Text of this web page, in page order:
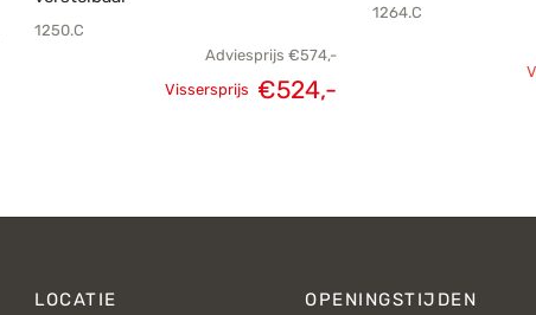
1250.C
Adviesprijs €574,-
Oorspronkelijke
Vissersprijs €524,-
1264.C
LOCATIE OPENINGSTIJDEN